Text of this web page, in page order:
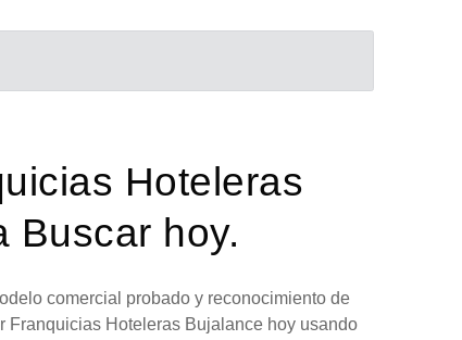
Hoteleras
Buscar hoy.
comercial probado y reconocimiento de
Franquicias Hoteleras Bujalance hoy usando